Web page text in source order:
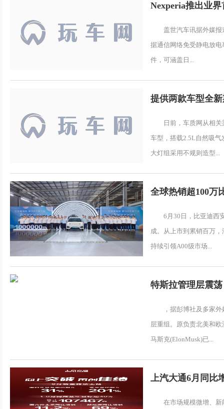
Nexperia推出业
盖世汽车讯据外媒报
据通信网络免受静电放
件，可涵盖日...
提供两款车型全
日前，车质网从相
车型，搭载2.5L自然吸
大灯组采用不规则造型...
全球热销超100万
6月30日，比亚迪西
成。从上市到累销百万
持续引领A00级市场...
特斯拉管理层震
，据彭博社及多家
层重组。原负责北美和
马斯克(ElonMusk)已...
上汽大通6月同比
在市场规模微增、